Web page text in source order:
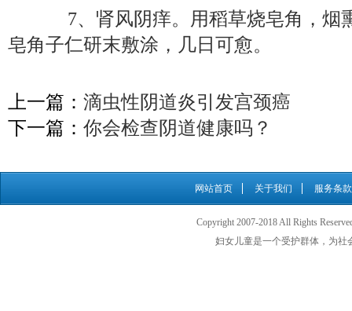
7、肾风阴痒。用稻草烧皂角，烟
皂角子仁研末敷涂，几日可愈。
上一篇： 滴虫性阴道炎引发宫颈癌
下一篇： 你会检查阴道健康吗？
网站首页 关于我们 服务条款
Copyright 2007-2018 All Rights
妇女儿童是一个受护群体，为社